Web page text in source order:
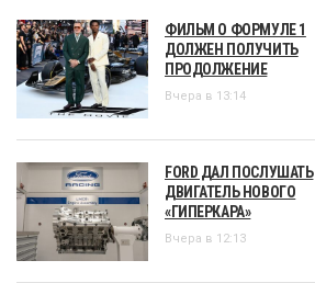
ФИЛЬМ О ФОРМУЛЕ 1
ДОЛЖЕН ПОЛУЧИТЬ
ПРОДОЛЖЕНИЕ
Вчера в 13:14
FORD ДАЛ ПОСЛУШАТЬ
ДВИГАТЕЛЬ НОВОГО
«ГИПЕРКАРА»
Вчера в 12:13